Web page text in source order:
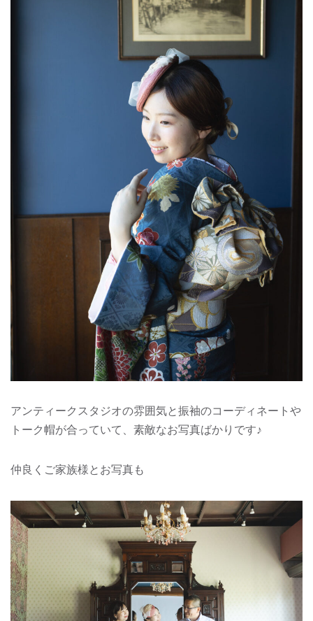
アンティークスタジオの雰囲気と振袖のコーディネートや
トーク帽が合っていて、素敵なお写真ばかりです♪
仲良くご家族様とお写真も